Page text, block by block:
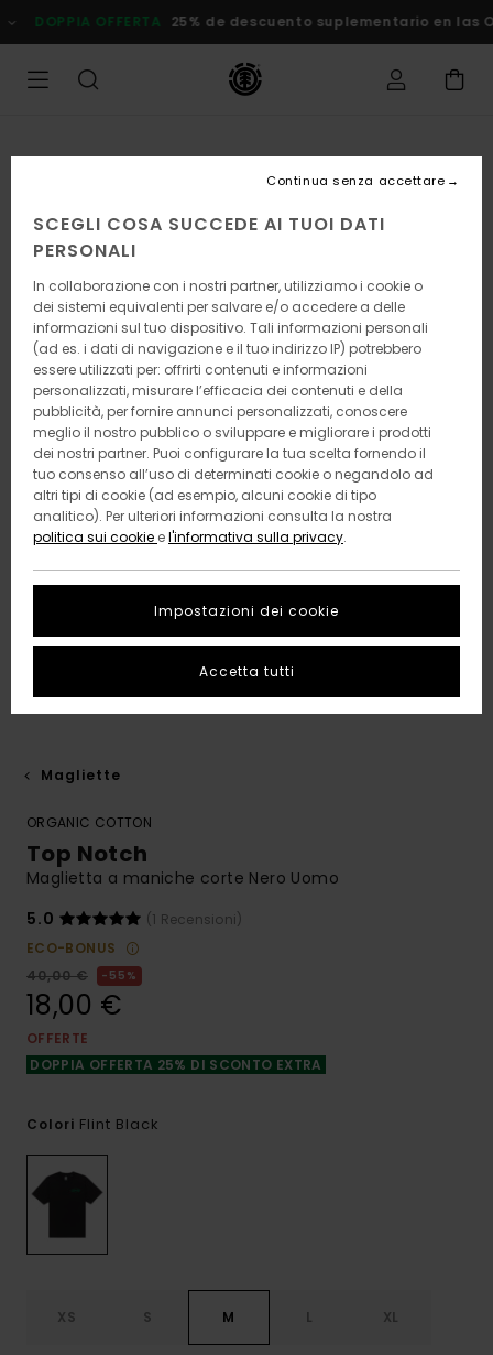
alle
informazioni
prodotto
DOPPIA OFFERTA 25% de descuento suplementario en
Magliette
ORGANIC COTTON
Top Notch
Maglietta a maniche corte Nero Uomo
5.0
(1 Recensioni)
ECO-BONUS
40,00 €
55%
18,00 €
OFFERTE
DOPPIA OFFERTA 25% DI SCONTO EXTRA
Colori Flint Black
XS S M L XL
SCEGLI COSA SUCCEDE AI TUOI DATI
PERSONALI
In collaborazione con i nostri partner, utilizziamo i cookie o
dei sistemi equivalenti per salvare e/o accedere a delle
informazioni sul tuo dispositivo. Tali informazioni personali
(ad es. i dati di navigazione e il tuo indirizzo IP) potrebbero
essere utilizzati per: offrirti contenuti e informazioni
personalizzati, misurare l’efficacia dei contenuti e della
pubblicità, per fornire annunci personalizzati, conoscere
meglio il nostro pubblico o sviluppare e migliorare i prodotti
dei nostri partner. Puoi configurare la tua scelta fornendo il
tuo consenso all’uso di determinati cookie o negandolo ad
altri tipi di cookie (ad esempio, alcuni cookie di tipo
analitico). Per ulteriori informazioni consulta la nostra
politica sui cookie el'informativa sulla privacy.
Impostazioni dei cookie
Continua senza accettare
Accetta tutti